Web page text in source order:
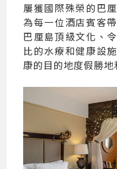
屢獲國際殊榮的巴
為每一位酒店賓客
巴厘島頂級文化、
比的水療和健康設
康的目的地度假勝地